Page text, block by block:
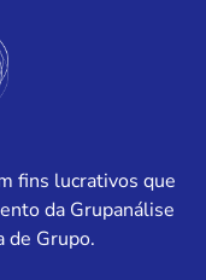
fins lucrativos que
da Grupanálise
de Grupo.